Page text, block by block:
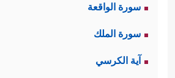
سورة الواقعة
سورة الملك
آية الكرسي